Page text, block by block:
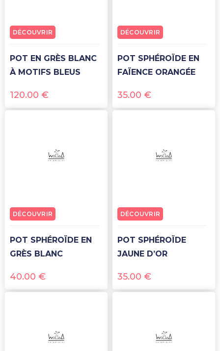
POT EN GRÈS BLANC
À MOTIFS BLEUS
120.00 €
DÉCOUVRIR
POT SPHÉROÏDE EN
FAÏENCE ORANGÉE
35.00 €
DÉCOUVRIR
POT SPHÉROÏDE EN
GRÈS BLANC
40.00 €
DÉCOUVRIR
POT SPHÉROÏDE
JAUNE D’OR
35.00 €
DÉCOUVRIR